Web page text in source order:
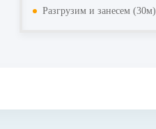
Разгрузим и занесем (30м)